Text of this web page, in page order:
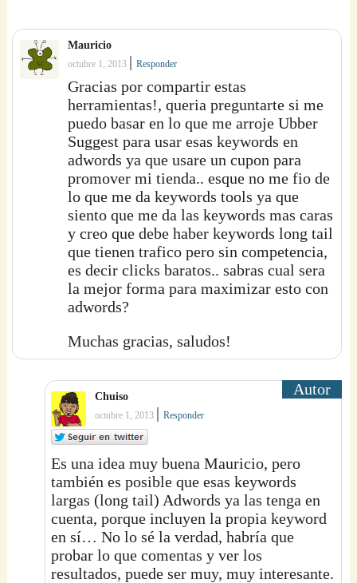
Mauricio
octubre 1, 2013 |Responder
Gracias por compartir estas
herramientas!, queria preguntarte si me
puedo basar en lo que me arroje Ubber
Suggest para usar esas keywords en
adwords ya que usare un cupon para
promover mi tienda.. esque no me fio de
lo que me da keywords tools ya que
siento que me da las keywords mas caras
y creo que debe haber keywords long tail
que tienen trafico pero sin competencia,
es decir clicks baratos.. sabras cual sera
la mejor forma para maximizar esto con
adwords?
Muchas gracias, saludos!
Chuiso
octubre 1, 2013 |Responder
Es una idea muy buena Mauricio, pero
también es posible que esas keywords
largas (long tail) Adwords ya las tenga en
cuenta, porque incluyen la propia keyword
en sí… No lo sé la verdad, habría que
probar lo que comentas y ver los
resultados, puede ser muy, muy interesante.